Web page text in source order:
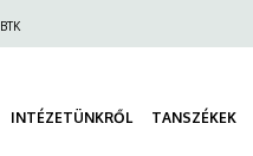
BTK
INTÉZETÜNKRŐL TANSZÉKEK